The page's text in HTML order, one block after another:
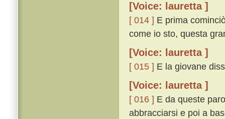
[Voice: lauretta ]
[ 014 ] E prima
come io sto, questa
[Voice: lauretta ]
[ 015 ] E la giovane
[Voice: lauretta ]
[ 016 ] E da queste
abbracciarsi e poi a